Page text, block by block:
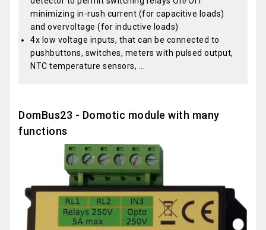
minimizing in-rush current (for capacitive loads)
and overvoltage (for inductive loads)
4x low voltage inputs, that can be connected to
pushbuttons, switches, meters with pulsed output,
NTC temperature sensors, ...
DomBus23 - Domotic module with many
functions